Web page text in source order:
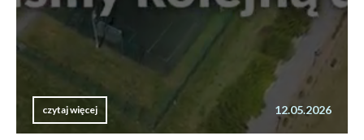
czytaj więcej 12.05.2026